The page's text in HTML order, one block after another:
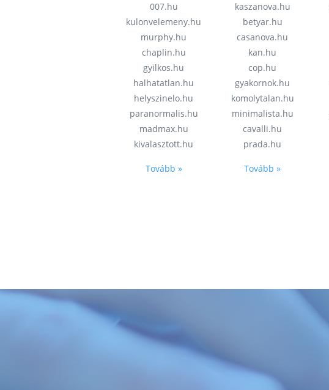
007.hu
kulonvelemeny.hu
murphy.hu
chaplin.hu
gyilkos.hu
halhatatlan.hu
helyszinelo.hu
paranormalis.hu
madmax.hu
kivalasztott.hu
Tovább »
kaszanova.hu
betyar.hu
casanova.hu
kan.hu
cop.hu
gyakornok.hu
komolytalan.hu
minimalista.hu
cavalli.hu
prada.hu
Tovább »